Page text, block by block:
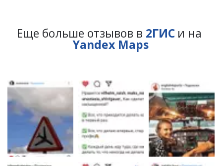
Еще больше отзывов в 2ГИС
Yandex Maps